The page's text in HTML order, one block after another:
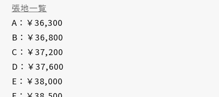
張地一覧
A：￥36,300
B：￥36,800
C：￥37,200
D：￥37,600
E：￥38,000